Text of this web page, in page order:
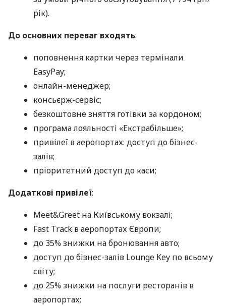
рік).
До основних переваг входять:
поповнення картки через термінали
EasyPay;
онлайн-менеджер;
консьєрж-сервіс;
безкоштовне зняття готівки за кордоном;
програма лояльності «Екстрабільше»;
привілеї в аеропортах: доступ до бізнес-
залів;
пріоритетний доступ до каси;
Додаткові привілеї:
Meet&Greet на Київському вокзалі;
Fast Track в аеропортах Європи;
до 35% знижки на бронювання авто;
доступ до бізнес-залів Lounge Key по всьому
світу;
до 25% знижки на послуги ресторанів в
аеропортах;